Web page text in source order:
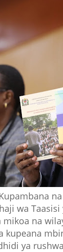
wa
mikoa na
kupeana
ya